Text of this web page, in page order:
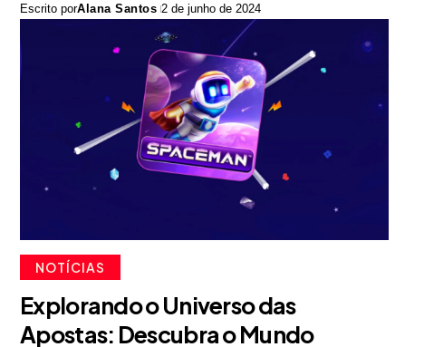
Escrito porAlana Santos 2 de junho de 2024
NOTÍCIAS
Explorando o Universo das
Apostas: Descubra o Mundo